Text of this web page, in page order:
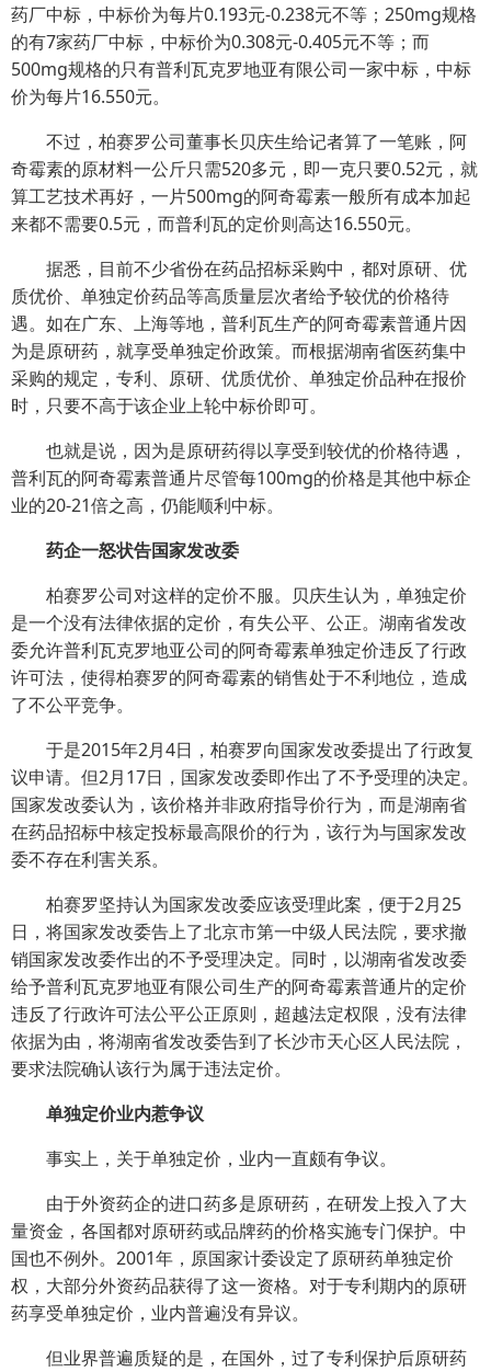
药厂中标，中标价为每片0.193元-0.238元不等；250mg规格
的有7家药厂中标，中标价为0.308元-0.405元不等；而
500mg规格的只有普利瓦克罗地亚有限公司一家中标，中标
价为每片16.550元。
不过，柏赛罗公司董事长贝庆生给记者算了一笔账，阿
奇霉素的原材料一公斤只需520多元，即一克只要0.52元，就
算工艺技术再好，一片500mg的阿奇霉素一般所有成本加起
来都不需要0.5元，而普利瓦的定价则高达16.550元。
据悉，目前不少省份在药品招标采购中，都对原研、优
质优价、单独定价药品等高质量层次者给予较优的价格待
遇。如在广东、上海等地，普利瓦生产的阿奇霉素普通片因
为是原研药，就享受单独定价政策。而根据湖南省医药集中
采购的规定，专利、原研、优质优价、单独定价品种在报价
时，只要不高于该企业上轮中标价即可。
也就是说，因为是原研药得以享受到较优的价格待遇，
普利瓦的阿奇霉素普通片尽管每100mg的价格是其他中标企
业的20-21倍之高，仍能顺利中标。
药企一怒状告国家发改委
柏赛罗公司对这样的定价不服。贝庆生认为，单独定价
是一个没有法律依据的定价，有失公平、公正。湖南省发改
委允许普利瓦克罗地亚公司的阿奇霉素单独定价违反了行政
许可法，使得柏赛罗的阿奇霉素的销售处于不利地位，造成
了不公平竞争。
于是2015年2月4日，柏赛罗向国家发改委提出了行政复
议申请。但2月17日，国家发改委即作出了不予受理的决定。
国家发改委认为，该价格并非政府指导价行为，而是湖南省
在药品招标中核定投标最高限价的行为，该行为与国家发改
委不存在利害关系。
柏赛罗坚持认为国家发改委应该受理此案，便于2月25
日，将国家发改委告上了北京市第一中级人民法院，要求撤
销国家发改委作出的不予受理决定。同时，以湖南省发改委
给予普利瓦克罗地亚有限公司生产的阿奇霉素普通片的定价
违反了行政许可法公平公正原则，超越法定权限，没有法律
依据为由，将湖南省发改委告到了长沙市天心区人民法院，
要求法院确认该行为属于违法定价。
单独定价业内惹争议
事实上，关于单独定价，业内一直颇有争议。
由于外资药企的进口药多是原研药，在研发上投入了大
量资金，各国都对原研药或品牌药的价格实施专门保护。中
国也不例外。2001年，原国家计委设定了原研药单独定价
权，大部分外资药品获得了这一资格。对于专利期内的原研
药享受单独定价，业内普遍没有异议。
但业界普遍质疑的是，在国外，过了专利保护后原研药